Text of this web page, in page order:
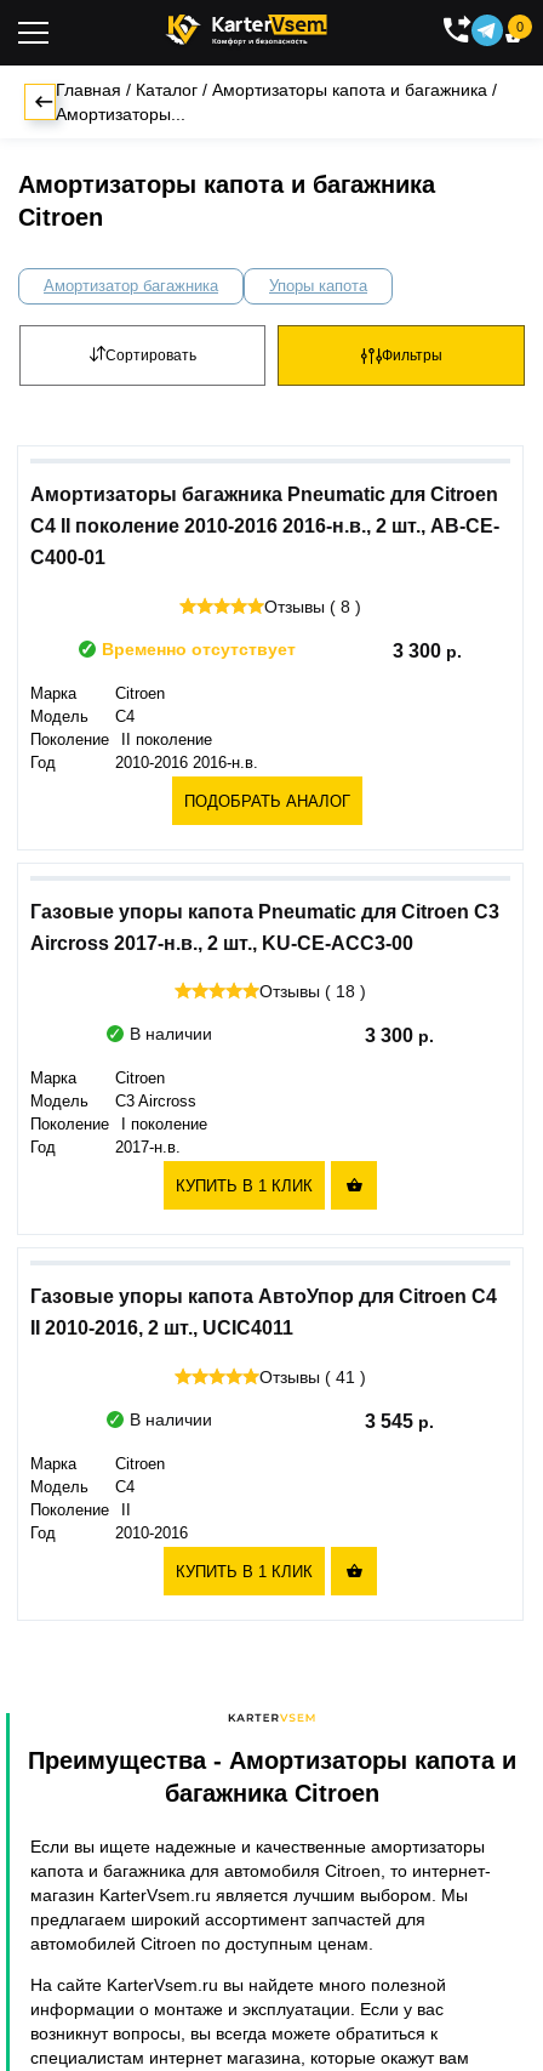

0
Главная / Каталог /Амортизаторы капота и багажника /
Амортизаторы...
Амортизаторы капота и багажника
Citroen
Амортизатор багажника Упоры капота
Фильтры
Сортировать
Амортизаторы багажника Pneumatic для Citroen
C4 II поколение 2010-2016 2016-н.в., 2 шт., AB-CE-
C400-01
Отзывы ( 8 )
Временно отсутствует 3 300
Марка
Citroen
Модель
C4
Поколение
II поколение
Год
2010-2016 2016-н.в.
ПОДОБРАТЬ АНАЛОГ
Газовые упоры капота Pneumatic для Citroen C3
Aircross 2017-н.в., 2 шт., KU-CE-ACC3-00
Отзывы ( 18 )
В наличии 3 300
Марка
Citroen
Модель
C3 Aircross
Поколение
I поколение
Год
2017-н.в.
КУПИТЬ В 1 КЛИК 
Газовые упоры капота АвтоУпор для Citroen C4
II 2010-2016, 2 шт., UCIC4011
Отзывы ( 41 )
В наличии 3 545
Марка
Citroen
Модель
C4
Поколение
Год
2010-2016
КУПИТЬ В 1 КЛИК 
Преимущества- Амортизаторы капота и
багажника Citroen
Если вы ищете надежные и качественные амортизаторы
капота и багажника для автомобиля Citroen, то интернет-
магазин KarterVsem.ru является лучшим выбором. Мы
предлагаем широкий ассортимент запчастей для
автомобилей Citroen по доступным ценам.
На сайте KarterVsem.ru вы найдете много полезной
информации о монтаже и эксплуатации. Если у вас
возникнут вопросы, вы всегда можете обратиться к
специалистам интернет магазина, которые окажут вам